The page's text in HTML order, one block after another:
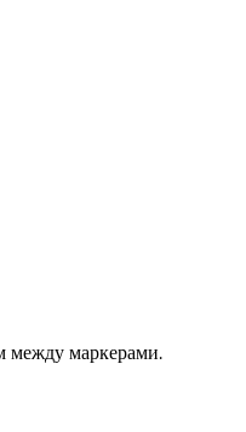
между маркерами.